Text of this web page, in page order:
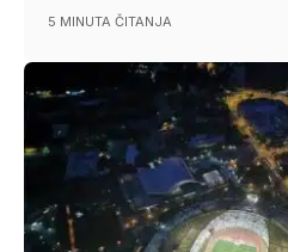
5 MINUTA ČITANJA